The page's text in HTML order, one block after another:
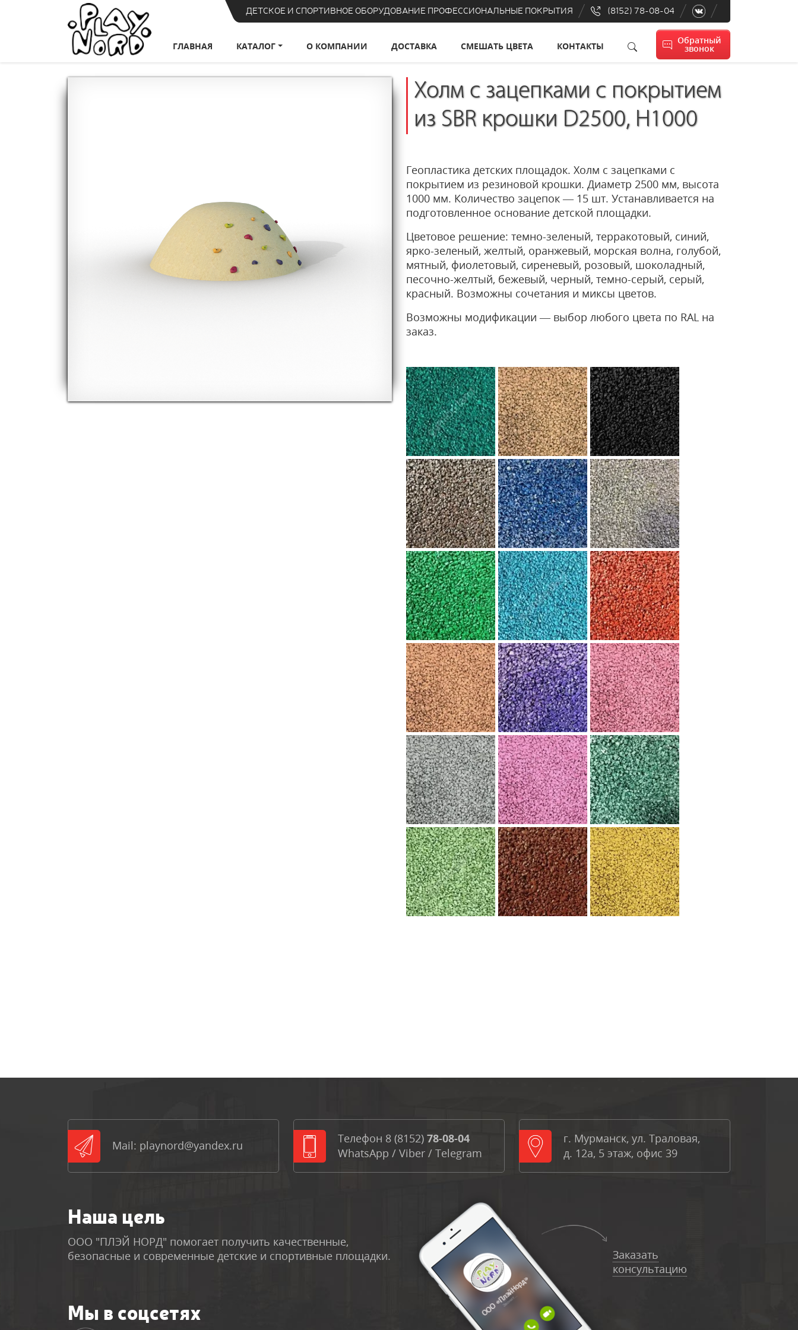
ДЕТСКОЕ И СПОРТИВНОЕ ОБОРУДОВАНИЕ ПРОФЕССИОНАЛЬНЫЕ ПОКРЫТИЯ (8152) 78-08-04
ГЛАВНАЯ КАТАЛОГ О КОМПАНИИ ДОСТАВКА СМЕШАТЬ ЦВЕТА КОНТАКТЫ Обратный
звонок
Холм с зацепками с покрытием
из SBR крошки D2500, H1000
Геопластика детских площадок. Холм с зацепками с
покрытием из резиновой крошки. Диаметр 2500 мм, высота
1000 мм. Количество зацепок — 15 шт. Устанавливается на
подготовленное основание детской площадки.
Цветовое решение: темно-зеленый, терракотовый, синий,
ярко-зеленый, желтый, оранжевый, морская волна, голубой,
мятный, фиолетовый, сиреневый, розовый, шоколадный,
песочно-желтый, бежевый, черный, темно-серый, серый,
красный. Возможны сочетания и миксы цветов.
Возможны модификации — выбор любого цвета по RAL на
заказ.
Mail: playnord@yandex.ru Телефон 8 (8152) 78-08-04
WhatsApp / Viber / Telegram
г. Мурманск, ул. Траловая,
д. 12а, 5 этаж, офис 39
Наша цель
ООО "ПЛЭЙ НОРД" помогает получить качественные,
безопасные и современные детские и спортивные площадки.
Мы в соцсетях
Заказать
консультацию